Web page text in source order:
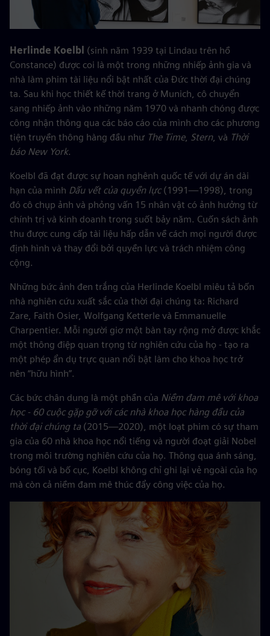
Herlinde Koelbl (sinh năm 1939 tại Lindau trên hồ
Constance) được coi là một trong những nhiếp ảnh gia và
nhà làm phim tài liệu nổi bật nhất của Đức thời đại chúng
ta. Sau khi học thiết kế thời trang ở Munich, cô chuyển
sang nhiếp ảnh vào những năm 1970 và nhanh chóng được
công nhận thông qua các báo cáo của mình cho các phương
tiện truyền thông hàng đầu như The Time, Stern, và Thời
báo New York.
Koelbl đã đạt được sự hoan nghênh quốc tế với dự án dài
hạn của mình Dấu vết của quyền lực(1991—1998), trong
đó cô chụp ảnh và phỏng vấn 15 nhân vật có ảnh hưởng từ
chính trị và kinh doanh trong suốt bảy năm. Cuốn sách ảnh
thu được cung cấp tài liệu hấp dẫn về cách mọi người được
định hình và thay đổi bởi quyền lực và trách nhiệm công
cộng.
Những bức ảnh đen trắng của Herlinde Koelbl miêu tả bốn
nhà nghiên cứu xuất sắc của thời đại chúng ta: Richard
Zare, Faith Osier, Wolfgang Ketterle và Emmanuelle
Charpentier. Mỗi người giơ một bàn tay rộng mở được khắc
một thông điệp quan trọng từ nghiên cứu của họ - tạo ra
một phép ẩn dụ trực quan nổi bật làm cho khoa học trở
nên “hữu hình”.
Các bức chân dung là một phần của Niềm đam mê với khoa
học - 60 cuộc gặp gỡ với các nhà khoa học hàng đầu của
thời đại chúng ta (2015—2020), một loạt phim có sự tham
gia của 60 nhà khoa học nổi tiếng và người đoạt giải Nobel
trong môi trường nghiên cứu của họ. Thông qua ánh sáng,
bóng tối và bố cục, Koelbl không chỉ ghi lại vẻ ngoài của họ
mà còn cả niềm đam mê thúc đẩy công việc của họ.